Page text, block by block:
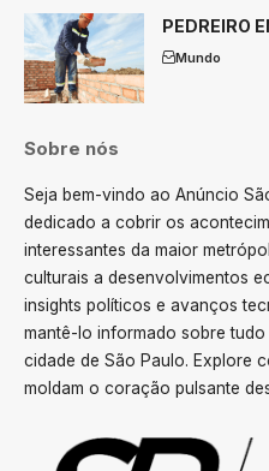
PEDREIRO
Mundo
Sobre nós
Seja bem-vindo ao Anúncio
dedicado a cobrir os
interessantes da maior
culturais a desenvolvimentos
insights políticos e avanços
mantê-lo informado sobre
cidade de São Paulo. Explore
moldam o coração pulsante